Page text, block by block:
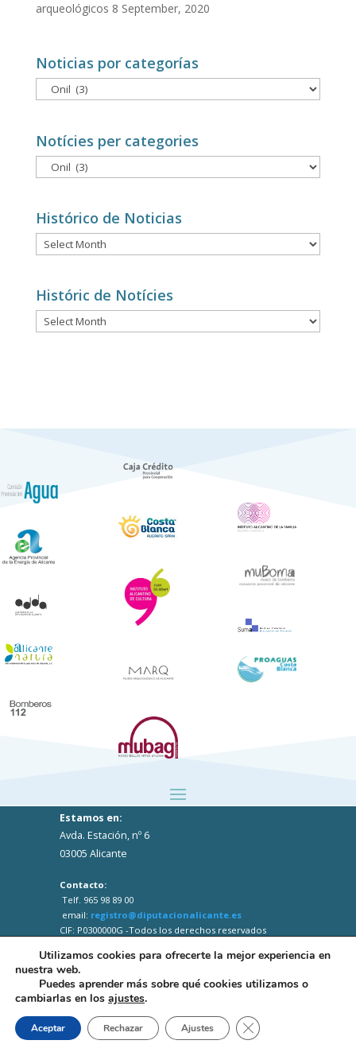
arqueológicos 8 September, 2020
Noticias por categorías
Noticias
por
Notícies per categories
Notícies
per
Histórico de Noticias
Histórico
de
Históric de Notícies
Históric
de
Estamos en:
Avda. Estación, nº 6
03005 Alicante
Contacto:
Telf. 965 98 89 00
email: registro@diputacionalicante.es
CIF: P0300000G -Todos los derechos reservados
Web desarrollada por el Servicio Informática
Utilizamos cookies para ofrecerte la mejor experiencia en
nuestra web.
Puedes aprender más sobre qué cookies utilizamos o
cambiarlas en los ajustes.
Aceptar Rechazar Ajustes Close GDPR Cookie